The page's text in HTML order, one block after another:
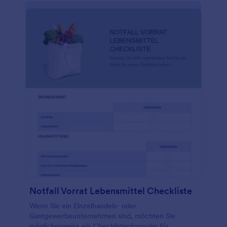
Wohnmobile hinzu! Mit der Jotform-App können Sie
Fotos aufnehmen, Formularvorlagen in PDFs
umwandeln und sogar Ihr eigenes Logo in die
Vorlage hochladen. Diese Vorlage für die Lkw-
Partner-Apps integrieren, so dass Sie die Antworten
darunter Google Drive, Dropbox, Box, Google
Sheets und viele mehr! Sie können die
eingereichten Formulare sogar mit einem Klick
ausdrucken oder im PDF-Format herunterladen,
wenn Sie fertig sind.
Notfall Vorrat Lebensmittel Checkliste
Wenn Sie ein Einzelhandels- oder
Gastgewerbeunternehmen sind, möchten Sie